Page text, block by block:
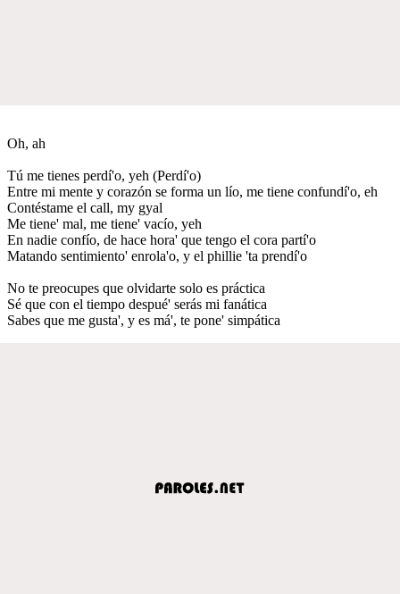
Oh, ah
Tú me tienes perdí'o, yeh (Perdí'o)
Entre mi mente y corazón se forma un lío, me tiene confundí'o, eh
Contéstame el call, my gyal
Me tiene' mal, me tiene' vacío, yeh
En nadie confío, de hace hora' que tengo el cora partí'o
Matando sentimiento' enrola'o, y el phillie 'ta prendí'o
No te preocupes que olvidarte solo es práctica
Sé que con el tiempo despué' serás mi fanática
Sabes que me gusta', y es má', te pone' simpática